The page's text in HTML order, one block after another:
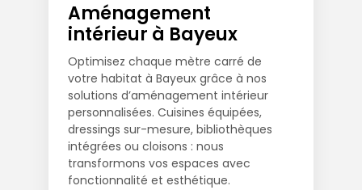
Aménagement
intérieur à Bayeux
Optimisez chaque mètre carré de
votre habitat à Bayeux grâce à nos
solutions d’aménagement intérieur
personnalisées. Cuisines équipées,
dressings sur-mesure, bibliothèques
intégrées ou cloisons : nous
transformons vos espaces avec
fonctionnalité et esthétique.